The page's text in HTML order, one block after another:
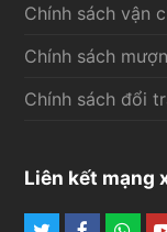
Chính sách vận
Chính sách
Chính sách đổi
Liên kết mạng